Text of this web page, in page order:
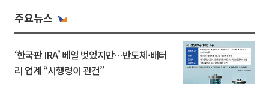
주요뉴스
‘한국판 IRA’ 베일 벗었지만…반도체·배터
리 업계 “시행령이 관건”